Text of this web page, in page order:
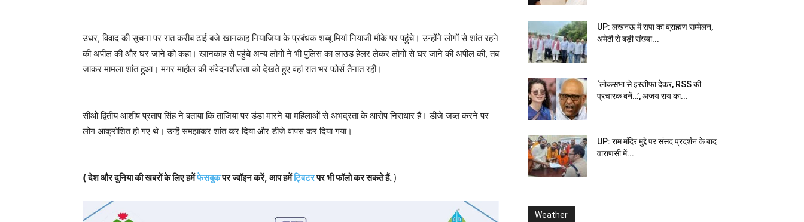
उधर, विवाद की सूचना पर रात करीब ढाई बजे खानकाह नियाजिया के प्रबंधक शब्बू मियां नियाजी मौके पर पहुंचे। उन्होंने लोगों से शांत रहने
की अपील की और घर जाने को कहा। खानकाह से पहुंचे अन्य लोगों ने भी पुलिस का लाउड हेलर लेकर लोगों से घर जाने की अपील की, तब
जाकर मामला शांत हुआ। मगर माहौल की संवेदनशीलता को देखते हुए वहां रात भर फोर्स तैनात रही।
सीओ द्वितीय आशीष प्रताप सिंह ने बताया कि ताजिया पर डंडा मारने या महिलाओं से अभद्रता के आरोप निराधार हैं। डीजे जब्त करने पर
लोग आक्रोशित हो गए थे। उन्हें समझाकर शांत कर दिया और डीजे वापस कर दिया गया।
( देश और दुनिया की खबरों के लिए हमेंफेसबुकपर ज्वॉइन करें, आप हमेंट्विटरपर भी फॉलो कर सकते हैं. )
UP: लखनऊ में सपा का ब्राह्मण सम्मेलन,
अमेठी से बड़ी संख्या...
‘लोकसभा से इस्तीफा देकर, RSS की
प्रचारक बनें…’, अजय राय का...
UP: राम मंदिर मुद्दे पर संसद प्रदर्शन के बाद
वाराणसी में...
Weather